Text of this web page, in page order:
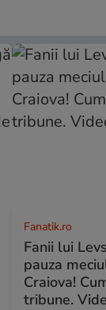
Fanatik.ro
Fanii lui
pauza
Craiova!
tribune.